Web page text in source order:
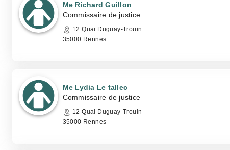
Me Richard Guillon
Commissaire de justice
12 Quai Duguay-Trouin
35000 Rennes
Me Lydia Le tallec
Commissaire de justice
12 Quai Duguay-Trouin
35000 Rennes